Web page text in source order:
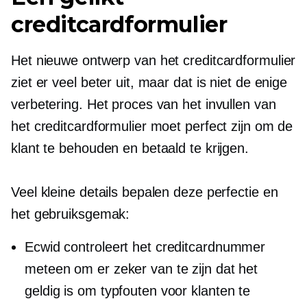
creditcardformulier
Het nieuwe ontwerp van het creditcardformulier
ziet er veel beter uit, maar dat is niet de enige
verbetering. Het proces van het invullen van
het creditcardformulier moet perfect zijn om de
klant te behouden en betaald te krijgen.
Veel kleine details bepalen deze perfectie en
het gebruiksgemak:
Ecwid controleert het creditcardnummer
meteen om er zeker van te zijn dat het
geldig is om typfouten voor klanten te